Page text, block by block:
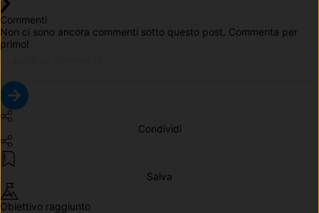
Commenti
Non ci sono ancora commenti sotto questo post. Commenta per
primo!
Condividi
Salva
Obiettivo raggiunto